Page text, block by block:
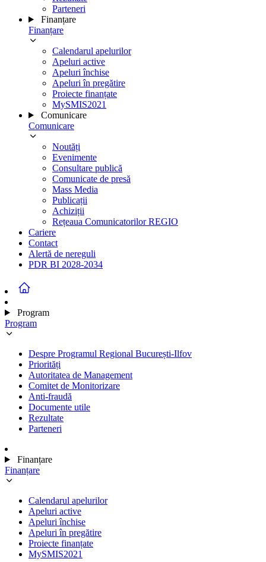
Parteneri
Finanțare
Finanțare
Calendarul apelurilor
Apeluri active
Apeluri închise
Apeluri în pregătire
Proiecte finanțate
MySMIS2021
Comunicare
Comunicare
Noutăți
Evenimente
Consultare publică
Comunicate de presă
Mass Media
Publicații
Achiziții
Rețeaua Comunicatorilor REGIO
Cariere
Contact
Alertă de nereguli
PDR BI 2028-2034
Program
Program
Despre Programul Regional București-Ilfov
Priorități
Autoritatea de Management
Comitet de Monitorizare
Anti-fraudă
Documente utile
Rezultate
Parteneri
Finanțare
Finanțare
Calendarul apelurilor
Apeluri active
Apeluri închise
Apeluri în pregătire
Proiecte finanțate
MySMIS2021